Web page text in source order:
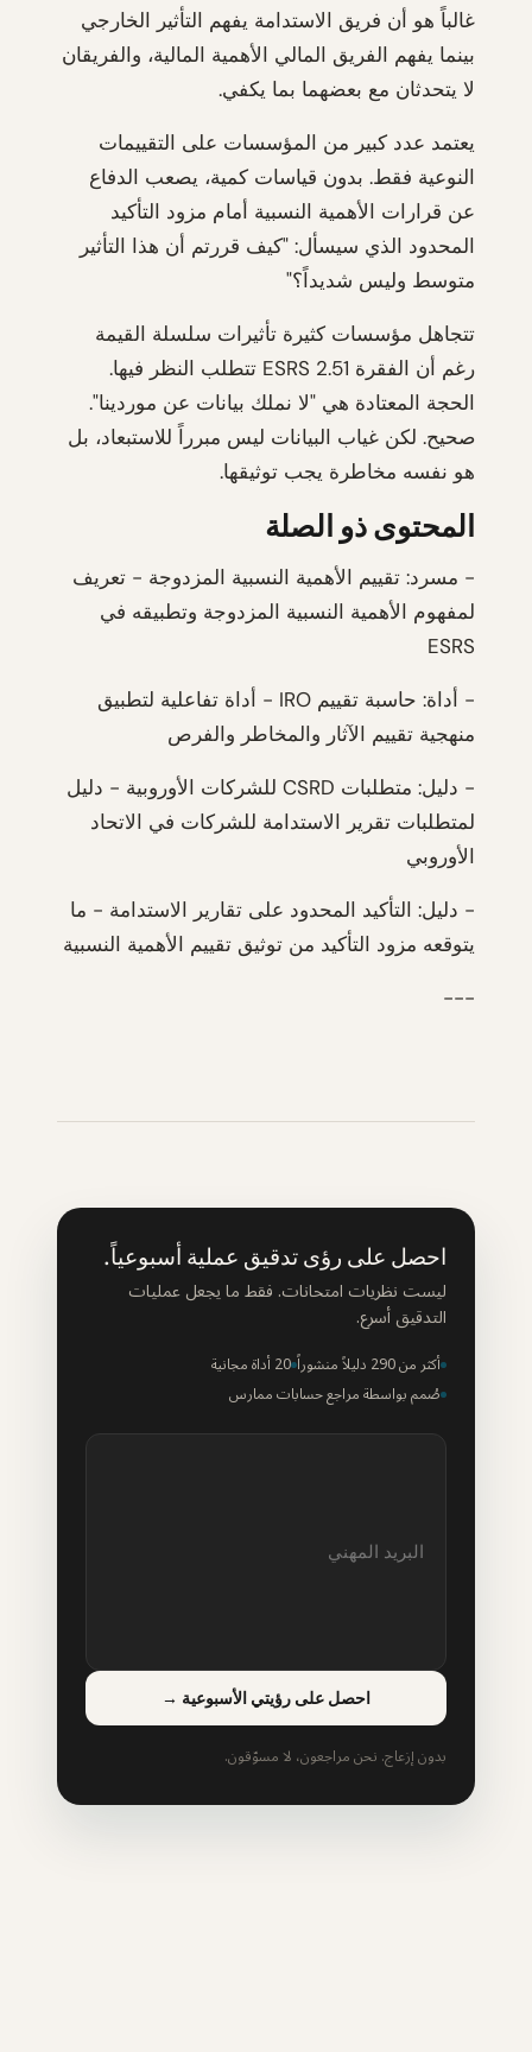
غالباً هو أن فريق الاستدامة يفهم التأثير الخارجي
بينما يفهم الفريق المالي الأهمية المالية، والفريقان
لا يتحدثان مع بعضهما بما يكفي.
يعتمد عدد كبير من المؤسسات على التقييمات
النوعية فقط. بدون قياسات كمية، يصعب الدفاع
عن قرارات الأهمية النسبية أمام مزود التأكيد
المحدود الذي سيسأل: "كيف قررتم أن هذا التأثير
متوسط وليس شديداً؟"
تتجاهل مؤسسات كثيرة تأثيرات سلسلة القيمة
رغم أن الفقرة ESRS 2.51 تتطلب النظر فيها.
الحجة المعتادة هي "لا نملك بيانات عن موردينا".
صحيح. لكن غياب البيانات ليس مبرراً للاستبعاد، بل
هو نفسه مخاطرة يجب توثيقها.
المحتوى ذو الصلة
- مسرد: تقييم الأهمية النسبية المزدوجة - تعريف
لمفهوم الأهمية النسبية المزدوجة وتطبيقه في
ESRS
- أداة: حاسبة تقييم IRO - أداة تفاعلية لتطبيق
منهجية تقييم الآثار والمخاطر والفرص
- دليل: متطلبات CSRD للشركات الأوروبية - دليل
لمتطلبات تقرير الاستدامة للشركات في الاتحاد
الأوروبي
- دليل: التأكيد المحدود على تقارير الاستدامة - ما
يتوقعه مزود التأكيد من توثيق تقييم الأهمية النسبية
---
احصل على رؤى تدقيق عملية أسبوعياً.
ليست نظريات امتحانات. فقط ما يجعل عمليات
التدقيق أسرع.
أكثر من 290 دليلاً منشوراً
20 أداة مجانية
صُمم بواسطة مراجع حسابات ممارس
احصل على رؤيتي الأسبوعية →
بدون إزعاج. نحن مراجعون، لا مسوّقون.